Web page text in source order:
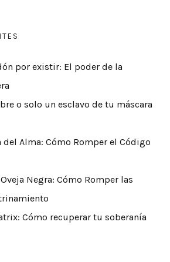
por existir: El poder de la
o solo un esclavo de tu máscara
del Alma: Cómo Romper el Código
Negra: Cómo Romper las
Cómo recuperar tu soberanía